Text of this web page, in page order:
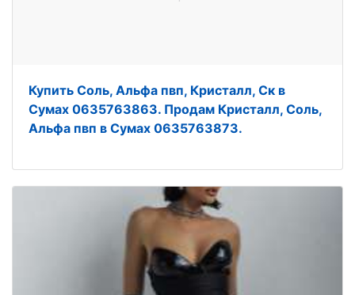
Купить Соль, Альфа пвп, Кристалл, Ск в
Сумах 0635763863. Продам Кристалл, Соль,
Альфа пвп в Сумах 0635763873.